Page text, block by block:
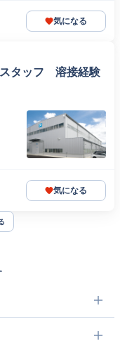
気になる
スタッフ 溶接経験
気になる